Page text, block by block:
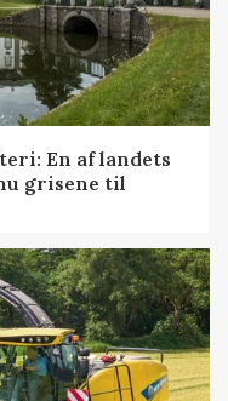
En af landets
grisene til